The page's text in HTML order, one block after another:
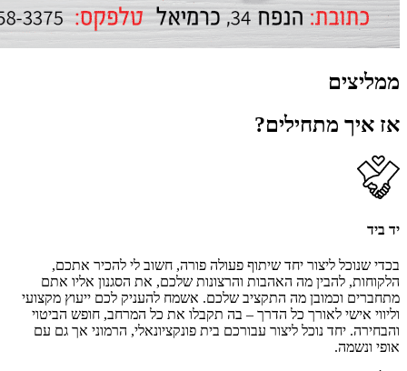
ממליצים
אז איך מתחילים?
יד ביד
בכדי שנוכל ליצור יחד שיתוף פעולה פורה, חשוב לי להכיר אתכם,
הלקוחות, להבין מה האהבות והרצונות שלכם, את הסגנון אליו אתם
מתחברים וכמובן מה התקציב שלכם. אשמח להעניק לכם ייעוץ מקצועי
וליווי אישי לאורך כל הדרך – בה תקבלו את כל המרחב, חופש הביטוי
והבחירה. יחד נוכל ליצור עבורכם בית פונקציונאלי, הרמוני אך גם עם
אופי ונשמה.